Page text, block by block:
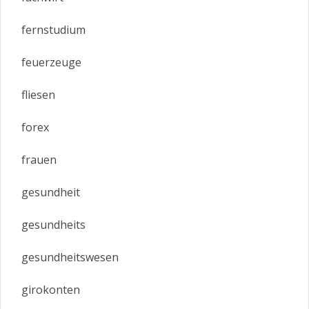
fernstudium
feuerzeuge
fliesen
forex
frauen
gesundheit
gesundheits
gesundheitswesen
girokonten